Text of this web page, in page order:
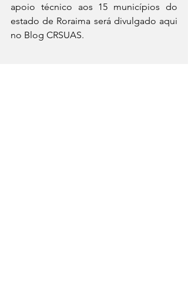
apoio técnico aos 15 municípios do
estado de Roraima será divulgado aqui
no Blog CRSUAS.